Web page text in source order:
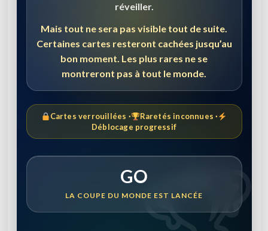
réveiller.
Mais tout ne sera pas visible tout de suite.
Certaines cartes resteront cachées jusqu’au
bon moment. Les plus rares ne se
montreront pas à tout le monde.
Cartes verrouillées ·
Raretés inconnues ·
Déblocage progressif
GO
LA COUPE DU MONDE EST LANCÉE